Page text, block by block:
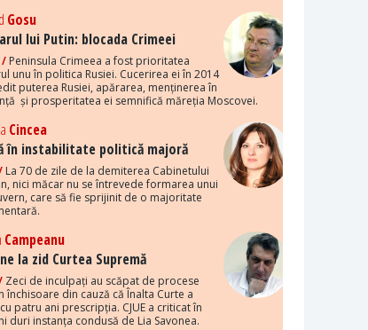
Gosu
lui Putin: blocada Crimeei
/ Peninsula Crimeea a fost prioritatea
unu în politica Rusiei. Cucerirea ei în 2014
puterea Rusiei, apărarea, menținerea în
și prosperitatea ei semnifică măreția Moscovei.
Cincea
în instabilitate politică majoră
La 70 de zile de la demiterea Cabinetului
nici măcar nu se întrevede formarea unui
care să fie sprijinit de o majoritate
Campeanu
la zid Curtea Supremă
Zeci de inculpați au scăpat de procese
închisoare din cauză că Înalta Curte a
patru ani prescripția. CJUE a criticat în
duri instanța condusă de Lia Savonea.